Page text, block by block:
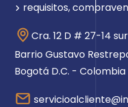
requisitos,
Cra. 12 D # 27-14 sur
Barrio Gustavo
Bogotá D.C. - Colombia